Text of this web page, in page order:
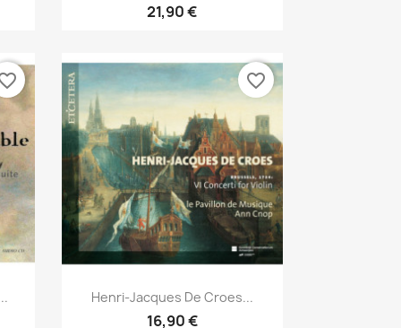
21,90 €
Aperçu rapide
Henri-Jacques De Croes...
16,90 €
favorite_border